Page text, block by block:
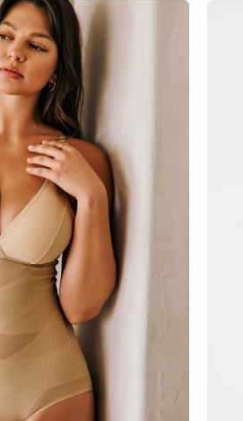
Body
Gainant
Maintien
Fort